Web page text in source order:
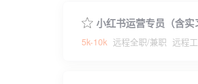
小红书运营专员（含实
5k-10k 远程全职/兼职 远程